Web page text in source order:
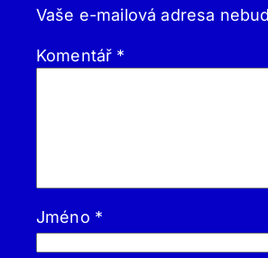
Vaše e-mailová adresa
Komentář *
Jméno *